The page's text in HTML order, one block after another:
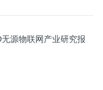
源物联网产业研究报